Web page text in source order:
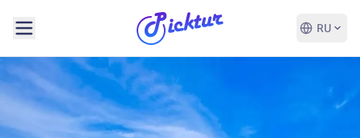
RU